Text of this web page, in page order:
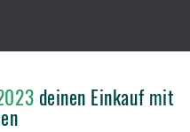
deinen Einkauf mit